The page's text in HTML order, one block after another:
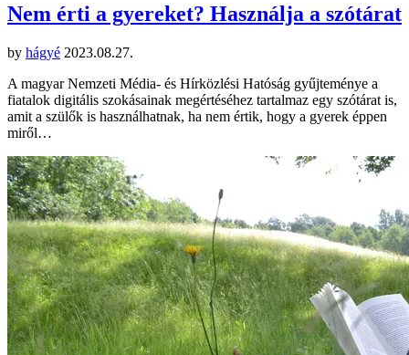
Nem érti a gyereket? Használja a szótárat
by hágyé 2023.08.27.
A magyar Nemzeti Média- és Hírközlési Hatóság gyűjteménye a
fiatalok digitális szokásainak megértéséhez tartalmaz egy szótárat is,
amit a szülők is használhatnak, ha nem értik, hogy a gyerek éppen
miről…